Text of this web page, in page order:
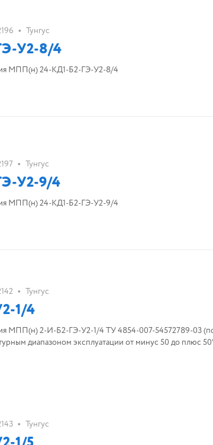
• Тунгус
У2-8/4
МПП(н) 24-КД1-Б2-ГЭ-У2-8/4
• Тунгус
У2-9/4
МПП(н) 24-КД1-Б2-ГЭ-У2-9/4
• Тунгус
1/4
МПП(н) 2-И-Б2-ГЭ-У2-1/4 ТУ 4854-007-54572789-03
диапазоном эксплуатации от минус 50 до плюс
• Тунгус